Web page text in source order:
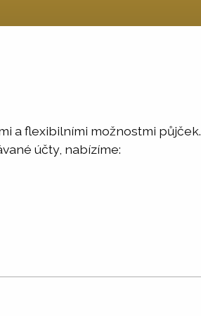
a flexibilními možnostmi půjček.
účty, nabízíme: